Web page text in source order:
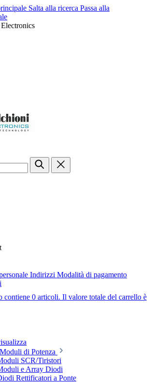
Salta alla ricerca Passa alla
Indirizzi Modalità di pagamento
contiene 0 articoli. Il valore totale del carrello è
di Potenza
SCR/Tiristori
e Array Diodi
Rettificatori a Ponte